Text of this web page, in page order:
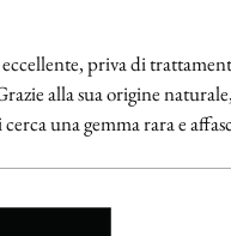
priva di
alla sua origine
una gemma rara e